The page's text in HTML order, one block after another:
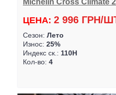
ЦЕНА: 2 996 ГРН/
Сезон: Лето
Износ: 25%
Индекс ск.: 110H
Кол-во: 4